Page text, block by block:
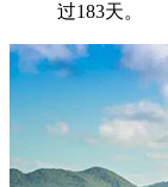
过183天。